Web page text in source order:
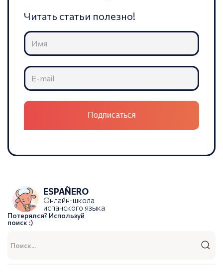
Читать статьи полезно!
ESPAÑERO
Онлайн-школа
испанского языка
Потерялся? Используй
поиск :)